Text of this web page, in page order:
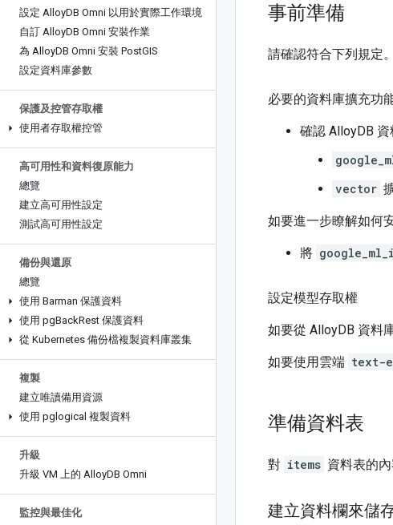
設定 AlloyDB Omni 以用於實際工作環境
自訂 AlloyDB Omni 安裝作業
為 AlloyDB Omni 安裝 PostGIS
設定資料庫參數
保護及控管存取權
使用者存取權控管
高可用性和資料復原能力
總覽
建立高可用性設定
測試高可用性設定
備份與還原
總覽
使用 Barman 保護資料
使用 pgBackRest 保護資料
從 Kubernetes 備份檔複製資料庫叢集
複製
建立唯讀備用資源
使用 pglogical 複製資料
升級
升級 VM 上的 AlloyDB Omni
監控與最佳化
事前準備
請確認符合下列規定。
必要的資料庫擴充功
確認 AlloyDB 資
vector
如要進一步瞭解如何
將
設定模型存取權
如要從 AlloyDB 資料
如要使用雲端 text-
準備資料表
對 items 資料表的
建立資料欄來儲